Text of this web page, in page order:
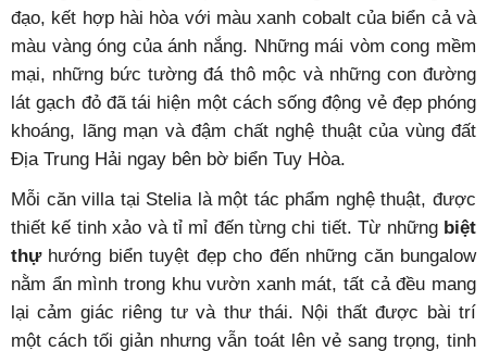
đạo, kết hợp hài hòa với màu xanh cobalt của biển cả và
màu vàng óng của ánh nắng. Những mái vòm cong mềm
mại, những bức tường đá thô mộc và những con đường
lát gạch đỏ đã tái hiện một cách sống động vẻ đẹp phóng
khoáng, lãng mạn và đậm chất nghệ thuật của vùng đất
Địa Trung Hải ngay bên bờ biển Tuy Hòa.
Mỗi căn villa tại Stelia là một tác phẩm nghệ thuật, được
thiết kế tinh xảo và tỉ mỉ đến từng chi tiết. Từ những biệt
thựhướng biển tuyệt đẹp cho đến những căn bungalow
nằm ẩn mình trong khu vườn xanh mát, tất cả đều mang
lại cảm giác riêng tư và thư thái. Nội thất được bài trí
một cách tối giản nhưng vẫn toát lên vẻ sang trọng, tinh